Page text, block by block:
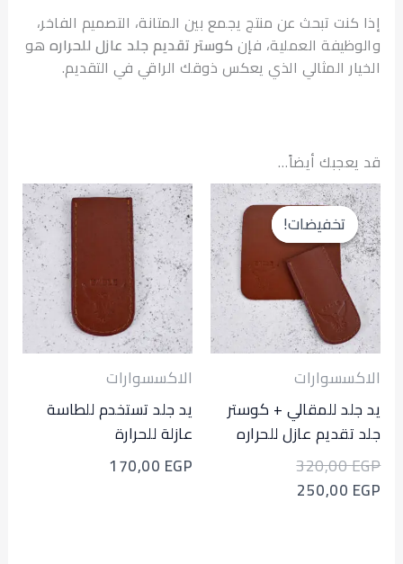
تبحث عن منتج يجمع بين المتانة، التصميم الفاخر،
العملية، فإنكوستر تقديم جلد عازل للحرارههو
المثالي الذي يعكس ذوقك الراقي في التقديم.
أيضاً…
تخفيضات!
تخفيضات!
للمقالي + كوستر
عازل للحراره
320,00
السعر
الأصلي
هو:
320,00 EGP.
250,00
السعر
الحالي
هو:
250,00 EGP.
الاكسسوارات
يد جلد تستخدم للطاسة
عازلة للحرارة
170,00